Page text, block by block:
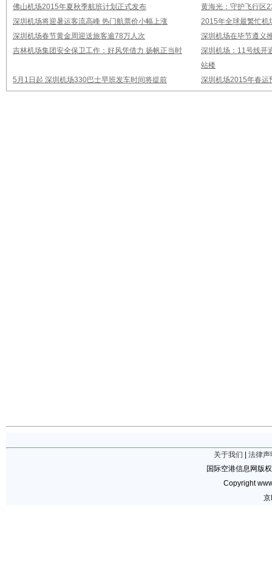
佛山机场2015年夏秋季航班计划正式发布
黄海光：守护飞行区
深圳机场将迎暑运客流高峰 热门航票价小幅上涨
2015年全球最繁忙机
深圳机场春节黄金周迎送旅客逾78万人次
深圳机场在毕节遵义
吉林机场集团安全保卫工作：好风凭借力 扬帆正当时
深圳机场：11号线开
站楼
5月1日起 深圳机场330巴士早班发车时间将提前
深圳机场2015年春运
关于我们
法律声
国际空港信息网版
Copyright